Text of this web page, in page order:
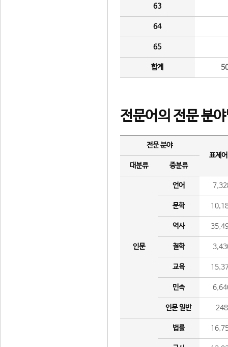
63
64
65
합계
전문어의 전문 분
전문 분야
표제
대분류
중분류
인문
언어
문학
역사
철학
교육
민속
인문 일반 248
법률